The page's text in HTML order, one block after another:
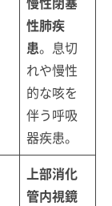
性肺疾
患。息切
れや慢性
的な咳を
伴う呼吸
器疾患。
上部消化
管内視鏡